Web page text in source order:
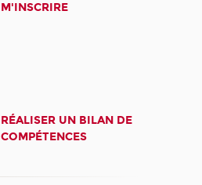
M'INSCRIRE
RÉALISER UN BILAN DE
COMPÉTENCES